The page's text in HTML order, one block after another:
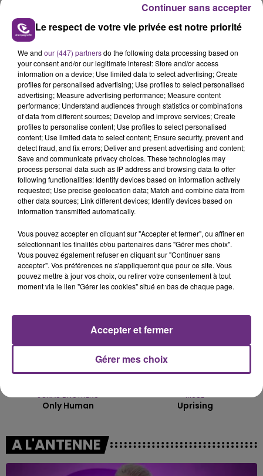
LE MAGASIN JOUÉCLUB DE REIMS FERME
SES PORTES
C'était l'une des institutions du centre-ville
rémois. Le magasin JouéClub est contraint de
fermer ses portes.
TITRES DIFFUSÉS
2h56
2h56
TOVE LO
Habits (stay High)
2h52
2h52
TEDDYBEAR
Chaussures Roses
2h49
2h49
JONAS BROTHERS
Only Human
2h46
2h46
MUSE
Uprising
A L'ANTENNE
Le respect de votre vie privée est notre priorité
We and our (447) partnersdo the following data processing based on
your consent and/or our legitimate interest: Store and/or access
information on a device; Use limited data to select advertising; Create
profiles for personalised advertising; Use profiles to select personalised
advertising; Measure advertising performance; Measure content
performance; Understand audiences through statistics or combinations
of data from different sources; Develop and improve services; Create
profiles to personalise content; Use profiles to select personalised
content; Use limited data to select content; Ensure security, prevent and
detect fraud, and fix errors; Deliver and present advertising and content;
Save and communicate privacy choices. These technologies may
process personal data such as IP address and browsing data to offer
following functionalities: Identify devices based on information actively
requested; Use precise geolocation data; Match and combine data from
other data sources; Link different devices; Identify devices based on
information transmitted automatically.
Vous pouvez accepter en cliquant sur "Accepter et fermer", ou affiner en
sélectionnant les finalités et/ou partenaires dans "Gérer mes choix".
Vous pouvez également refuser en cliquant sur "Continuer sans
accepter". Vos préférences ne s'appliqueront que pour ce site. Vous
pouvez mettre à jour vos choix, ou retirer votre consentement à tout
moment via le lien "Gérer les cookies" situé en bas de chaque page.
Gérer mes choix
Accepter et fermer
Continuer sans accepter